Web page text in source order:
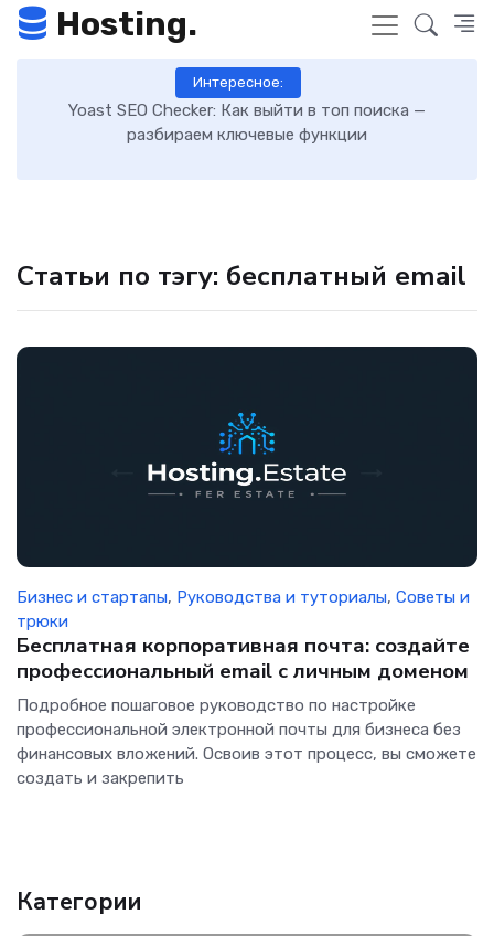
Hosting.
Интересное:
Yoast SEO Checker: Как выйти в топ поиска —
разбираем ключевые функции
Статьи по тэгу: бесплатный email
Бизнес и стартапы, Руководства и туториалы, Советы и
трюки
Бесплатная корпоративная почта: создайте
профессиональный email с личным доменом
Подробное пошаговое руководство по настройке
профессиональной электронной почты для бизнеса без
финансовых вложений. Освоив этот процесс, вы сможете
создать и закрепить
Категории